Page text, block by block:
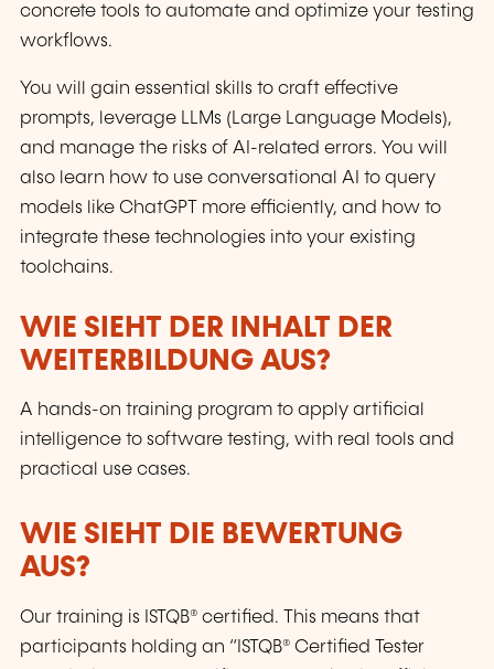
concrete tools to automate and optimize your testing
workflows.
You will gain essential skills to craft effective
prompts, leverage LLMs (Large Language Models),
and manage the risks of AI-related errors. You will
also learn how to use conversational AI to query
models like ChatGPT more efficiently, and how to
integrate these technologies into your existing
toolchains.
WIE SIEHT DER INHALT DER
WEITERBILDUNG AUS?
A hands-on training program to apply artificial
intelligence to software testing, with real tools and
practical use cases.
WIE SIEHT DIE BEWERTUNG
AUS?
Our training is ISTQB® certified. This means that
participants holding an “ISTQB® Certified Tester